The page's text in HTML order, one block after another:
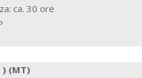
ca. 30 ore
(MT)